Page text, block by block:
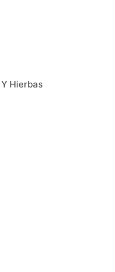
Hierbas